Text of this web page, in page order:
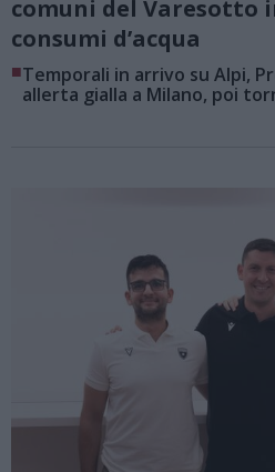
comuni del
consumi d’acqua
■Temporali in arrivo su Alpi,
allerta gialla a Milano, poi